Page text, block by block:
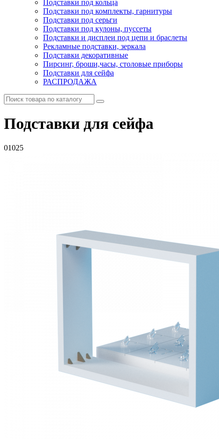
Подставки под кольца
Подставки под комплекты, гарнитуры
Подставки под серьги
Подставки под кулоны, пуссеты
Подставки и дисплеи под цепи и браслеты
Рекламные подставки, зеркала
Подставки декоративные
Пирсинг, броши,часы, столовые приборы
Подставки для сейфа
РАСПРОДАЖА
Подставки для сейфа
01025